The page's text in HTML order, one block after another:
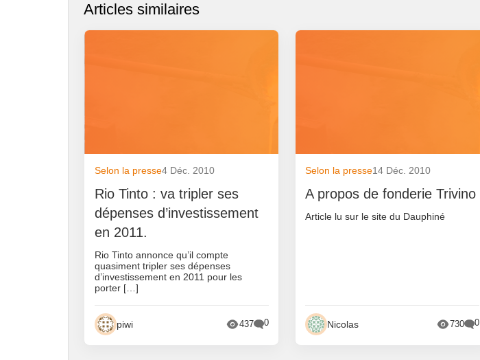
Articles similaires
Selon la presse4 Déc. 2010
Rio Tinto : va tripler ses
dépenses d’investissement
en 2011.
Rio Tinto annonce qu’il compte
quasiment tripler ses dépenses
d’investissement en 2011 pour les
porter […]
piwi 437 0
Selon la presse14 Déc. 2010
A propos de fonderie Trivino
Article lu sur le site du Dauphiné
Nicolas 730 0